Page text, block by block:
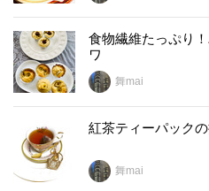
食物繊維たっぷり
ワ
舞mai
紅茶ティーパック
舞mai